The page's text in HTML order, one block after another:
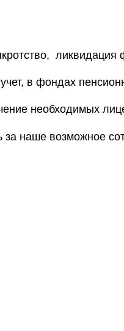
в фондах
необходимых
наше возможное